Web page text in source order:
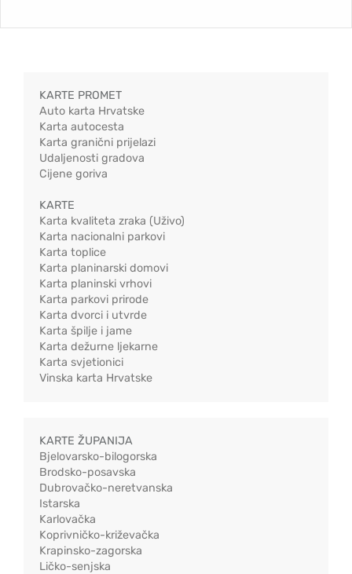
KARTE PROMET
Auto karta Hrvatske
Karta autocesta
Karta granični prijelazi
Udaljenosti gradova
Cijene goriva
KARTE
Karta kvaliteta zraka (Uživo)
Karta nacionalni parkovi
Karta toplice
Karta planinarski domovi
Karta planinski vrhovi
Karta parkovi prirode
Karta dvorci i utvrde
Karta špilje i jame
Karta dežurne ljekarne
Karta svjetionici
Vinska karta Hrvatske
KARTE ŽUPANIJA
Bjelovarsko-bilogorska
Brodsko-posavska
Dubrovačko-neretvanska
Istarska
Karlovačka
Koprivničko-križevačka
Krapinsko-zagorska
Ličko-senjska